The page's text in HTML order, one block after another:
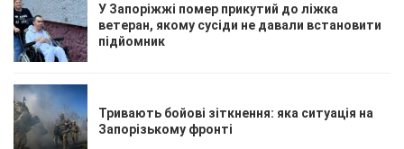
У Запоріжжі помер прикутий до ліжка
ветеран, якому сусіди не давали встановити
підйомник
Тривають бойові зіткнення: яка ситуація на
Запорізькому фронті